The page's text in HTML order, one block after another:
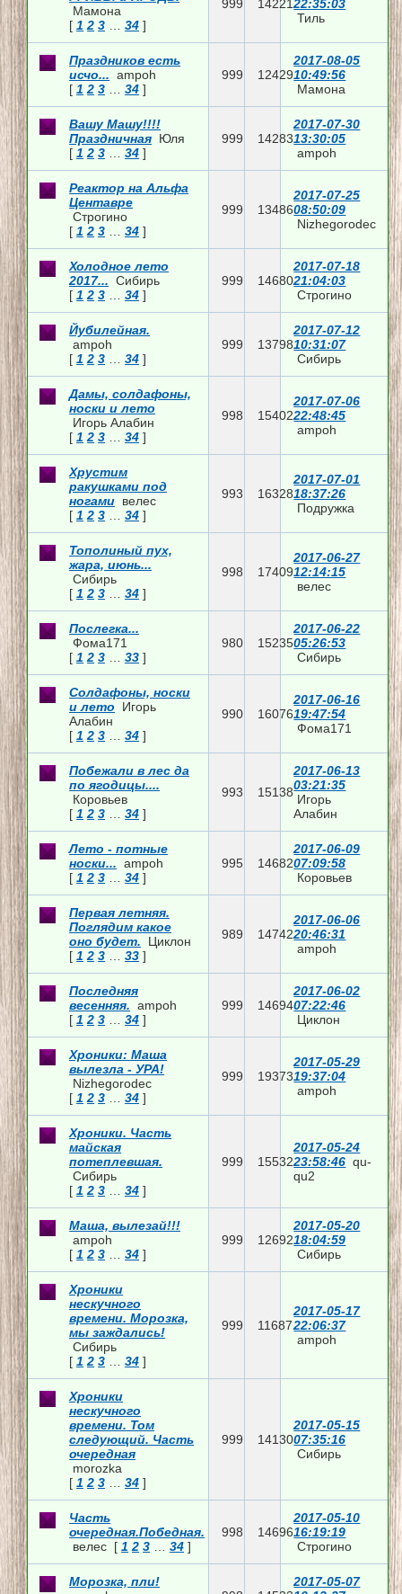
Мамона
[ 1 2 3 … 34 ]
999 1422122:35:03
Тиль
Праздников есть
исчо... ampoh
[ 1 2 3 … 34 ]
999 12429
2017-08-05
10:49:56
Мамона
Вашу Машу!!!!
Праздничная Юля
[ 1 2 3 … 34 ]
999 14283
2017-07-30
13:30:05
ampoh
Реактор на Альфа
Центавре
Строгино
[ 1 2 3 … 34 ]
999 13486
2017-07-25
08:50:09
Nizhegorodec
Холодное лето
2017... Сибирь
[ 1 2 3 … 34 ]
999 14680
2017-07-18
21:04:03
Строгино
Йубилейная.
ampoh
[ 1 2 3 … 34 ]
999 13798
2017-07-12
10:31:07
Сибирь
Дамы, солдафоны,
носки и лето
Игорь Алабин
[ 1 2 3 … 34 ]
998 15402
2017-07-06
22:48:45
ampoh
Хрустим
ракушками под
ногами велес
[ 1 2 3 … 34 ]
993 16328
2017-07-01
18:37:26
Подружка
Тополиный пух,
жара, июнь...
Сибирь
[ 1 2 3 … 34 ]
998 17409
2017-06-27
12:14:15
велес
Послегка...
Фома171
[ 1 2 3 … 33 ]
980 15235
2017-06-22
05:26:53
Сибирь
Солдафоны, носки
и лето
Игорь
Алабин
[ 1 2 3 … 34 ]
990 16076
2017-06-16
19:47:54
Фома171
Побежали в лес да
по ягодицы....
Коровьев
[ 1 2 3 … 34 ]
993 15138
2017-06-13
03:21:35
Игорь
Алабин
Лето - потные
носки... ampoh
[ 1 2 3 … 34 ]
995 14682
2017-06-09
07:09:58
Коровьев
Первая летняя.
Поглядим какое
оно будет.
Циклон
[ 1 2 3 … 33 ]
989 14742
2017-06-06
20:46:31
ampoh
Последняя
весенняя. ampoh
[ 1 2 3 … 34 ]
999 14694
2017-06-02
07:22:46
Циклон
Хроники: Маша
вылезла - УРА!
Nizhegorodec
[ 1 2 3 … 34 ]
999 19373
2017-05-29
19:37:04
ampoh
Хроники. Часть
майская
потеплевшая.
Сибирь
[ 1 2 3 … 34 ]
999 15532
2017-05-24
23:58:46 qu-
qu2
Маша, вылезай!!!
ampoh
[ 1 2 3 … 34 ]
999 12692
2017-05-20
18:04:59
Сибирь
Хроники
нескучного
времени. Морозка,
мы заждались!
Сибирь
[ 1 2 3 … 34 ]
999 11687
2017-05-17
22:06:37
ampoh
Хроники
нескучного
времени. Том
следующий. Часть
очередная
morozka
[ 1 2 3 … 34 ]
999 14130
2017-05-15
07:35:16
Сибирь
Часть
очередная.Победная.
велес [ 1 2 3 … 34 ]
998 14696
2017-05-10
16:19:19
Строгино
Морозка, пли!
2017-05-07